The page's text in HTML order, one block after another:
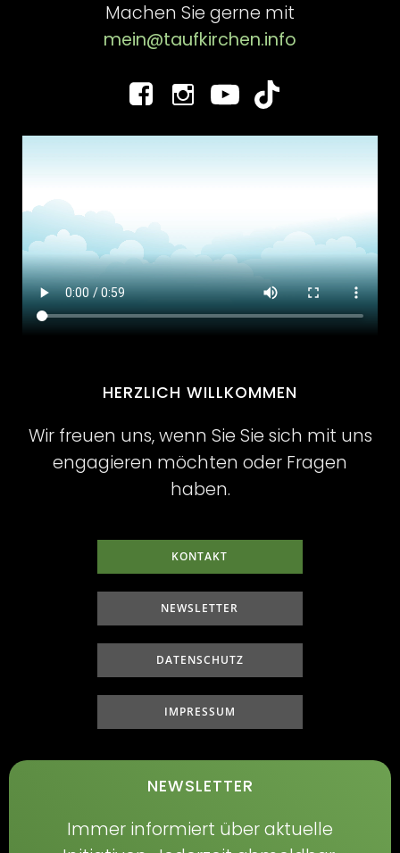
Machen Sie gerne mit
mein@taufkirchen.info
HERZLICH WILLKOMMEN
Wir freuen uns, wenn Sie Sie sich mit uns
engagieren möchten oder Fragen
haben.
KONTAKT
NEWSLETTER
DATENSCHUTZ
IMPRESSUM
NEWSLETTER
Immer informiert über aktuelle